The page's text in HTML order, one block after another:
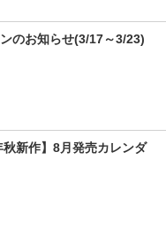
のお知らせ(3/17～3/23)
新作】8月発売カレンダ